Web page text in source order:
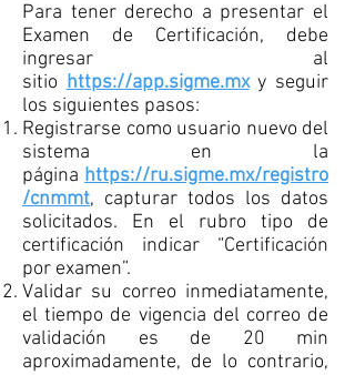
Para tener derecho a presentar el
Examen de Certificación, debe
ingresar al
sitio https://app.sigme.mxy seguir
los siguientes pasos:
​​Registrarse como usuario nuevo del
sistema en la
página https://ru.sigme.mx/registro
/cnmmt, capturar todos los datos
solicitados. En el rubro tipo de
certificación indicar “Certificación
por examen”.
​Validar su correo inmediatamente,
el tiempo de vigencia del correo de
validación es de 20 min
aproximadamente, de lo contrario,